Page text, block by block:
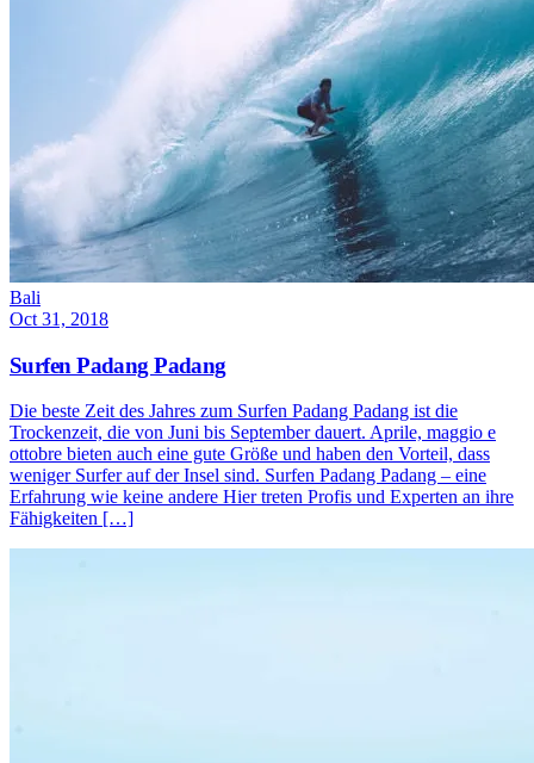
Bali
Oct 31, 2018
Surfen Padang Padang
Die beste Zeit des Jahres zum Surfen Padang Padang ist die
Trockenzeit, die von Juni bis September dauert. Aprile, maggio e
ottobre bieten auch eine gute Größe und haben den Vorteil, dass
weniger Surfer auf der Insel sind. Surfen Padang Padang – eine
Erfahrung wie keine andere Hier treten Profis und Experten an ihre
Fähigkeiten […]